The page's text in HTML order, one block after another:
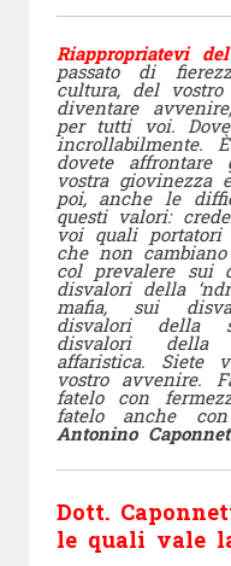
Riappropriatevi
passato di
cultura, del
diventare
per tutti voi.
incrollabilmente.
dovete
vostra giovinezza
poi, anche le
questi valori:
voi quali
che non
col prevalere sui
disvalori della
mafia, sui
disvalori della
disvalori
affaristica. Siete
vostro avvenire.
fatelo con
fatelo anche
Antonino
Dott.
le quali vale